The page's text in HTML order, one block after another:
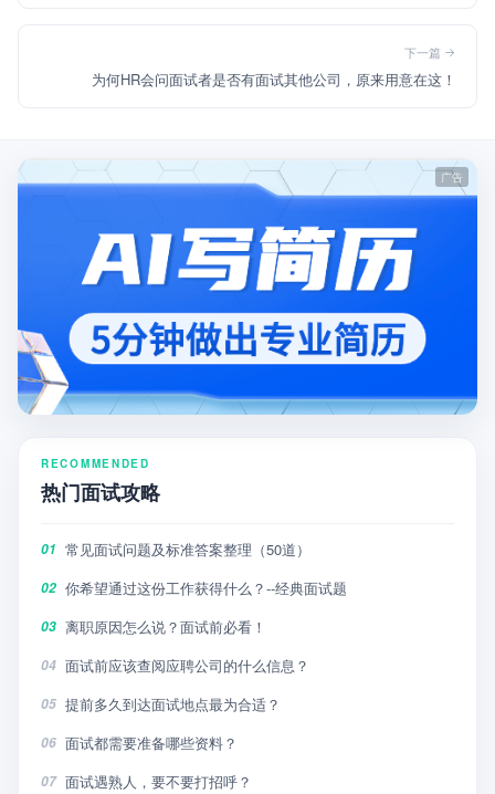
下一篇
为何HR会问面试者是否有面试其他公司，原来用意在这！
RECOMMENDED
热门面试攻略
01 常见面试问题及标准答案整理（50道）
02 你希望通过这份工作获得什么？--经典面试题
03 离职原因怎么说？面试前必看！
04 面试前应该查阅应聘公司的什么信息？
05 提前多久到达面试地点最为合适？
06 面试都需要准备哪些资料？
07 面试遇熟人，要不要打招呼？